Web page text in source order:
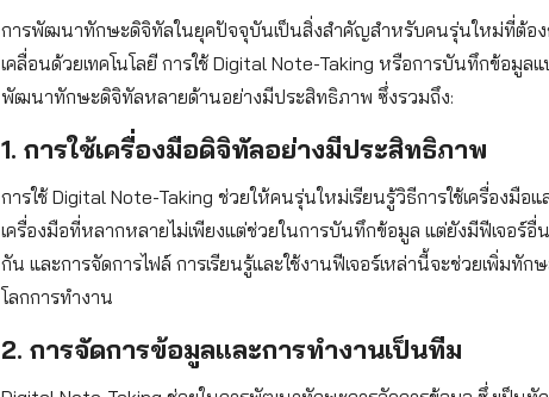
การพัฒนาทักษะดิจิทัลในยุคปัจจุบันเป็นสิ่งสำคัญสำหรับคนรุ่นใหม่ที่ต้องก
เคลื่อนด้วยเทคโนโลยี การใช้ Digital Note-Taking หรือการบันทึกข้อมู
พัฒนาทักษะดิจิทัลหลายด้านอย่างมีประสิทธิภาพ ซึ่งรวมถึง:
1. การใช้เครื่องมือดิจิทัลอย่างมีประสิทธิภาพ
การใช้ Digital Note-Taking ช่วยให้คนรุ่นใหม่เรียนรู้วิธีการใช้เครื่องมื
เครื่องมือที่หลากหลายไม่เพียงแต่ช่วยในการบันทึกข้อมูล แต่ยังมีฟีเจอร์อื่
กัน และการจัดการไฟล์ การเรียนรู้และใช้งานฟีเจอร์เหล่านี้จะช่วยเพิ่มทั
โลกการทำงาน
2. การจัดการข้อมูลและการทำงานเป็นทีม